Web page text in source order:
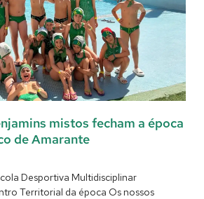
mistos fecham a época
de Amarante
Desportiva Multidisciplinar
Territorial da época Os nossos